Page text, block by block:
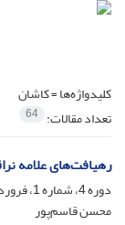
کلیدواژه‌ها =کاشان
تعداد مقالات: 64
رهیافت‌های علامه
دوره 4، شماره 1، فروردین 1388، صفحه
محسن قاسم‌پور